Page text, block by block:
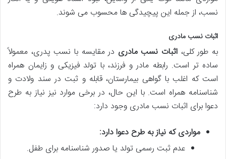
نسب، از جمله این پیچیدگی ها محسوب می شوند.
اثبات نسب مادری
به طور کلی، اثبات نسب مادری در مقایسه با نسب پدری، معمولاً
ساده تر است. رابطه مادر و فرزند، با تولد فیزیکی و زایمان همراه
است که اغلب با گواهی بیمارستان، قابله و ثبت در سند ولادت و
شناسنامه همراه است. با این حال، در برخی موارد نیز نیاز به طرح
دعوا برای اثبات نسب مادری وجود دارد:
مواردی که نیاز به طرح دعوا دارد:
عدم ثبت رسمی تولد یا صدور شناسنامه برای طفل.